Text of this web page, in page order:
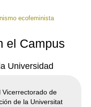
ecofeminista
el Campus
Universidad
Vicerrectorado de
de la Universitat